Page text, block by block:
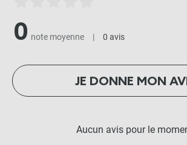
0 note moyenne | 0 avis
JE DONNE MON
Aucun avis pour le